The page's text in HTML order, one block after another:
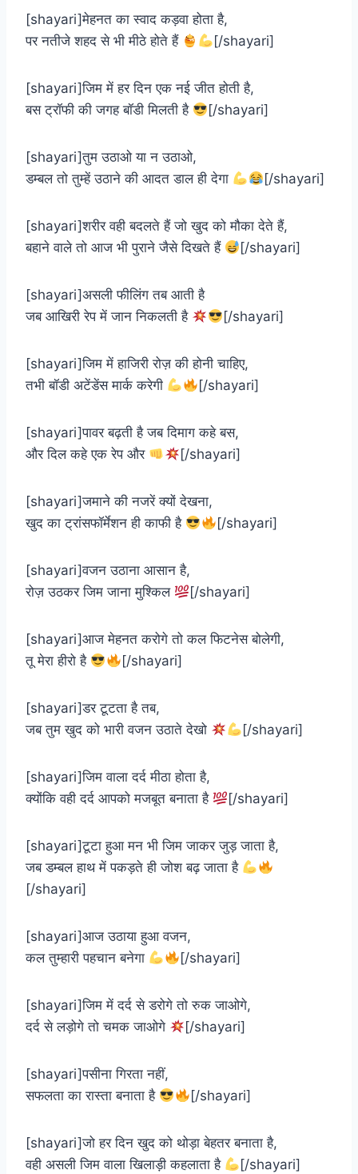
[shayari]मेहनत का स्वाद कड़वा होता है,
पर नतीजे शहद से भी मीठे होते हैं
[/shayari]
[shayari]जिम में हर दिन एक नई जीत होती है,
बस ट्रॉफी की जगह बॉडी मिलती है
[/shayari]
[shayari]तुम उठाओ या न उठाओ,
डम्बल तो तुम्हें उठाने की आदत डाल ही देगा
[/shayari]
[shayari]शरीर वही बदलते हैं जो खुद को मौका देते हैं,
बहाने वाले तो आज भी पुराने जैसे दिखते हैं
[/shayari]
[shayari]असली फीलिंग तब आती है
जब आखिरी रेप में जान निकलती है
[/shayari]
[shayari]जिम में हाजिरी रोज़ की होनी चाहिए,
तभी बॉडी अटेंडेंस मार्क करेगी
[/shayari]
[shayari]पावर बढ़ती है जब दिमाग कहे बस,
और दिल कहे एक रेप और
[/shayari]
[shayari]जमाने की नजरें क्यों देखना,
खुद का ट्रांसफॉर्मेशन ही काफी है
[/shayari]
[shayari]वजन उठाना आसान है,
रोज़ उठकर जिम जाना मुश्किल
[/shayari]
[shayari]आज मेहनत करोगे तो कल फिटनेस बोलेगी,
तू मेरा हीरो है
[/shayari]
[shayari]डर टूटता है तब,
जब तुम खुद को भारी वजन उठाते देखो
[/shayari]
[shayari]जिम वाला दर्द मीठा होता है,
क्योंकि वही दर्द आपको मजबूत बनाता है
[/shayari]
[shayari]टूटा हुआ मन भी जिम जाकर जुड़ जाता है,
जब डम्बल हाथ में पकड़ते ही जोश बढ़ जाता है
[/shayari]
[shayari]आज उठाया हुआ वजन,
कल तुम्हारी पहचान बनेगा
[/shayari]
[shayari]जिम में दर्द से डरोगे तो रुक जाओगे,
दर्द से लड़ोगे तो चमक जाओगे
[/shayari]
[shayari]पसीना गिरता नहीं,
सफलता का रास्ता बनाता है
[/shayari]
[shayari]जो हर दिन खुद को थोड़ा बेहतर बनाता है,
वही असली जिम वाला खिलाड़ी कहलाता है
[/shayari]